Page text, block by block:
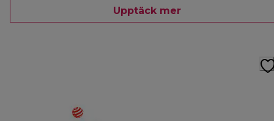
Upptäck mer